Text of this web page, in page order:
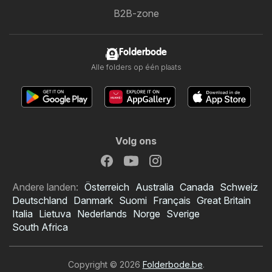
B2B-zone
Folderbode
Alle folders op één plaats
Volg ons
Andere landen: Österreich Australia Canada Schweiz
Deutschland Danmark Suomi Français Great Britain
Italia Lietuva Nederlands Norge Sverige
South Africa
Copyright © 2026 Folderbode.be.